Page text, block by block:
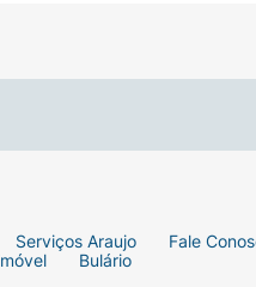
Serviços Araujo
Fale
Bulário